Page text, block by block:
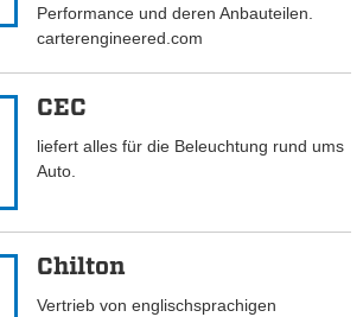
Performance und deren Anbauteilen.
carterengineered.com
CEC
liefert alles für die Beleuchtung rund ums
Auto.
Chilton
Vertrieb von englischsprachigen